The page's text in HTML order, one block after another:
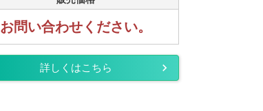
お問い合わせください。
詳しくはこちら